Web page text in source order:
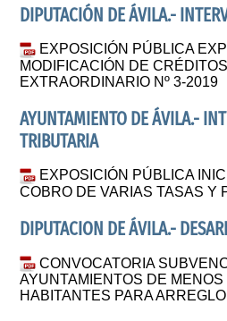
DIPUTACIÓN DE ÁVILA.-
EXPOSICIÓN PÚBLICA
MODIFICACIÓN DE
EXTRAORDINARIO Nº 3-2019
AYUNTAMIENTO DE ÁVILA.-
TRIBUTARIA
EXPOSICIÓN PÚBLICA
COBRO DE VARIAS TASAS Y
DIPUTACION DE ÁVILA.-
CONVOCATORIA
AYUNTAMIENTOS DE
HABITANTES PARA